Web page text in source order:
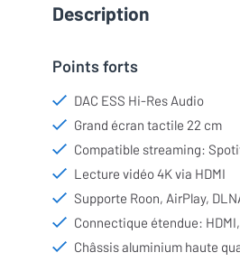
Description
Points forts
DAC ESS Hi-Res Audio
Grand écran tactile 22 cm
Compatible streaming:
Lecture vidéo 4K via HDMI
Supporte Roon, AirPlay,
Connectique étendue:
Châssis aluminium haute